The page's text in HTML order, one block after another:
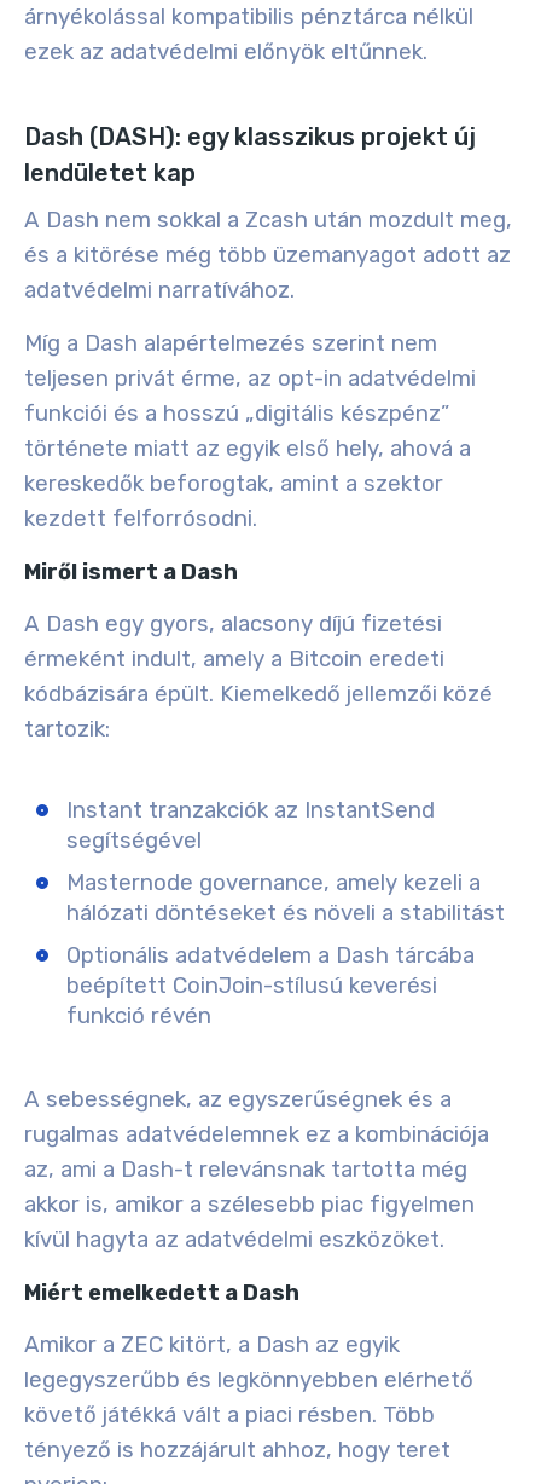
árnyékolással kompatibilis pénztárca nélkül
ezek az adatvédelmi előnyök eltűnnek.
Dash (DASH): egy klasszikus projekt új
lendületet kap
A Dash nem sokkal a Zcash után mozdult meg,
és a kitörése még több üzemanyagot adott az
adatvédelmi narratívához.
Míg a Dash alapértelmezés szerint nem
teljesen privát érme, az opt-in adatvédelmi
funkciói és a hosszú „digitális készpénz”
története miatt az egyik első hely, ahová a
kereskedők beforogtak, amint a szektor
kezdett felforrósodni.
Miről ismert a Dash
A Dash egy gyors, alacsony díjú fizetési
érmeként indult, amely a Bitcoin eredeti
kódbázisára épült. Kiemelkedő jellemzői közé
tartozik:
Instant tranzakciók az InstantSend
segítségével
Masternode governance, amely kezeli a
hálózati döntéseket és növeli a stabilitást
Optionális adatvédelem a Dash tárcába
beépített CoinJoin-stílusú keverési
funkció révén
A sebességnek, az egyszerűségnek és a
rugalmas adatvédelemnek ez a kombinációja
az, ami a Dash-t relevánsnak tartotta még
akkor is, amikor a szélesebb piac figyelmen
kívül hagyta az adatvédelmi eszközöket.
Miért emelkedett a Dash
Amikor a ZEC kitört, a Dash az egyik
legegyszerűbb és legkönnyebben elérhető
követő játékká vált a piaci résben. Több
tényező is hozzájárult ahhoz, hogy teret